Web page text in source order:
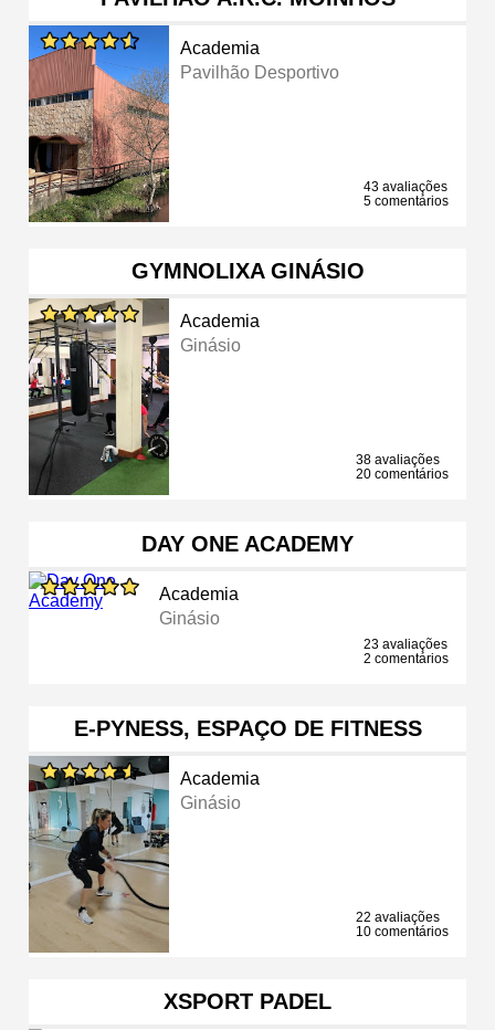
Academia
Pavilhão Desportivo
43 avaliações
5 comentários
GYMNOLIXA GINÁSIO
Academia
Ginásio
38 avaliações
20 comentários
DAY ONE ACADEMY
Academia
Ginásio
23 avaliações
2 comentários
E-PYNESS, ESPAÇO DE FITNESS
Academia
Ginásio
22 avaliações
10 comentários
XSPORT PADEL